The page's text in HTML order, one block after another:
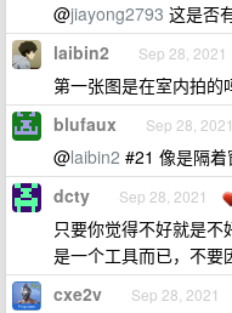
@jiayong2793 这是否
laibin2 Sep 28, 2021
第一张图是在室内拍的
blufaux Sep 28,
@laibin2 #21 像是隔着
dcty Sep 28, 2021
只要你觉得不好就是
是一个工具而已，不要
cxe2v Sep 28, 2021